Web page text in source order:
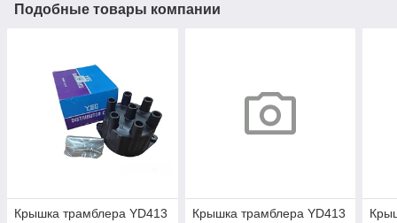
Подобные товары компании
Крышка трамблера YD413
Крышка трамблера YD413